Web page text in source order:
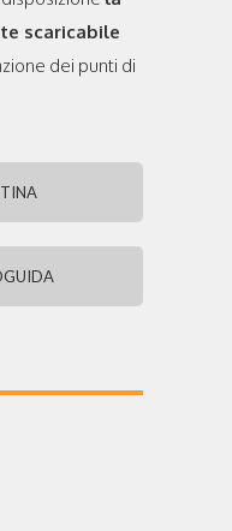
scaricabile
dei punti di